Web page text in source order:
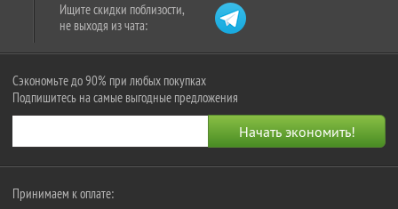
Ищите скидки поблизости,
не выходя из чата:
Сэкономьте до 90% при любых покупках
Подпишитесь на самые выгодные предложения
Принимаем к оплате: